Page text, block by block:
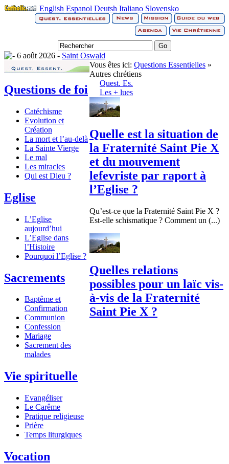
English Espanol Deutsh Italiano Slovensko
6 août 2026 - Saint Oswald
Questions de foi
Catéchisme
Evolution et
Création
La mort et l’au-delà
La Sainte Vierge
Le mal
Les miracles
Qui est Dieu ?
Eglise
L’Eglise
aujourd’hui
L’Eglise dans
l’Histoire
Pourquoi l’Eglise ?
Sacrements
Baptême et
Confirmation
Communion
Confession
Mariage
Sacrement des
malades
Vie spirituelle
Evangéliser
Le Carême
Pratique religieuse
Prière
Temps liturgiques
Vocation
Vous êtes ici: Questions Essentielles »
Autres chrétiens
Quest. Es.
Les + lues
Quelle est la situation de
la Fraternité Saint Pie X
et du mouvement
lefevriste par raport à
l’Eglise ?
Qu’est-ce que la Fraternité Saint Pie X ?
Est-elle schismatique ? Comment un (...)
Quelles relations
possibles pour un laïc vis-
à-vis de la Fraternité
Saint Pie X ?